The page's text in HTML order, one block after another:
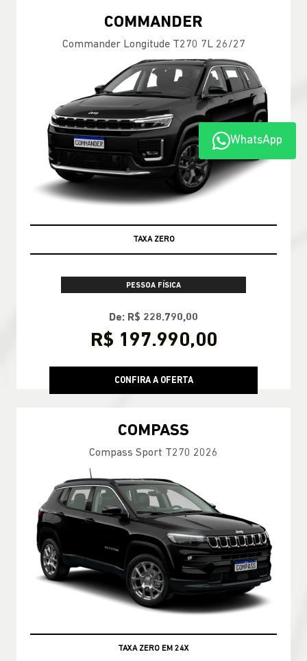
COMMANDER
Commander Longitude T270 7L 26/27
TAXA ZERO
PESSOA FÍSICA
De: R$ 228.790,00
R$ 197.990,00
CONFIRA A OFERTA
COMPASS
Compass Sport T270 2026
TAXA ZERO EM 24X
WhatsApp